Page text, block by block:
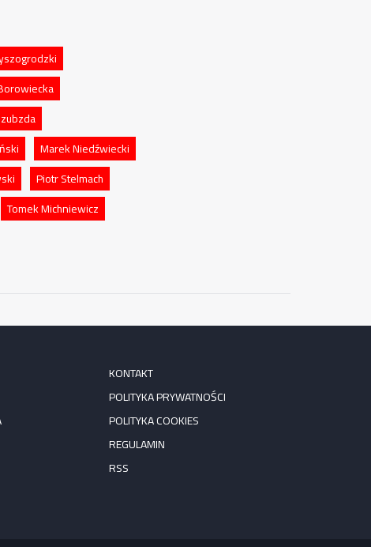
Marek Niedźwiecki
Piotr Stelmach
Tomek Michniewicz
KONTAKT
POLITYKA PRYWATNOŚCI
POLITYKA COOKIES
REGULAMIN
RSS